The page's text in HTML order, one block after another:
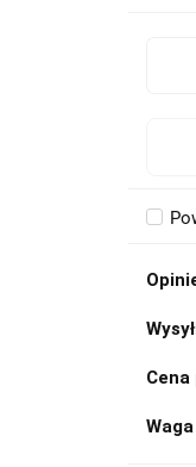
Cena
Waga